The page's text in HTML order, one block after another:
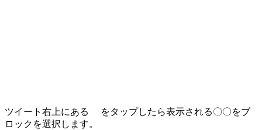
ツイート右上にある をタップしたら表示される〇〇をブ
ロック を選択します。